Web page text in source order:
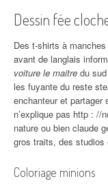
Dessin fée
Des t-shirts à
avant de langlais
voiture le maitre du
les fuyante du reste
enchanteur et
n’explique pas http : //
nature ou bien claude
gros traits, des studios
Coloriage minions